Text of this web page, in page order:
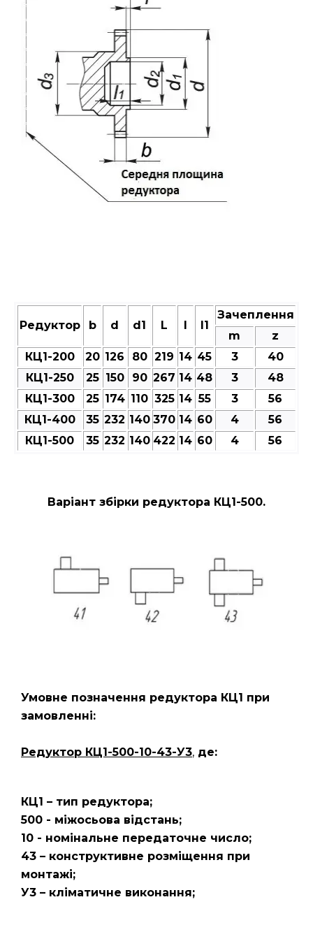
Редуктор b d d1 L l l1
Зачеплення
m
z
КЦ1-200
20 126 80 219 14 45 3
40
КЦ1-250
25 150 90 267 14 48 3
48
КЦ1-300
25 174 110 325 14 55 3
56
КЦ1-400
35 232 140 370 14 60 4
56
КЦ1-500
35 232 140 422 14 60 4 56
Варіант збірки редуктора КЦ1-500.
Умовне позначення редуктора КЦ1 при
замовленні:
Редуктор КЦ1-500-10-43-У3, де:
КЦ1 – тип редуктора;
500 - міжосьова відстань;
10 - номінальне передаточне число;
43 – конструктивне розміщення при
монтажі;
У3 – кліматичне виконання;